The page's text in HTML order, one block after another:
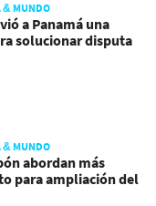
& MUNDO
a Panamá una
solucionar disputa
& MUNDO
abordan más
para ampliación del